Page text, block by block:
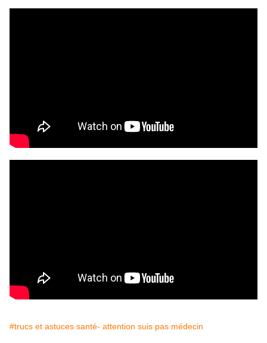
#trucs et astuces santé- attention suis pas médecin